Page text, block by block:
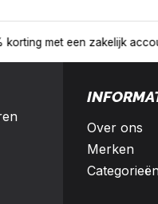
een zakelijk account
Over ons
Merken